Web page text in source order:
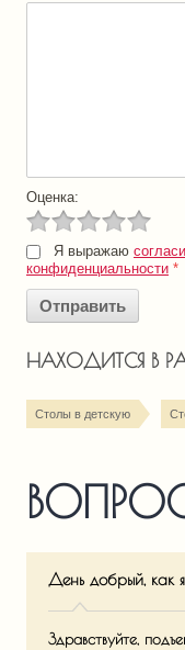
Оценка:
Я выражаю
конфиденциальности *
НАХОДИТСЯ В
Столы в детскую
День добрый, как
Здравствуйте,